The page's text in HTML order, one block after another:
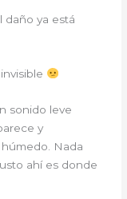
daño ya está
sonido leve
y
Nada
ahí es donde